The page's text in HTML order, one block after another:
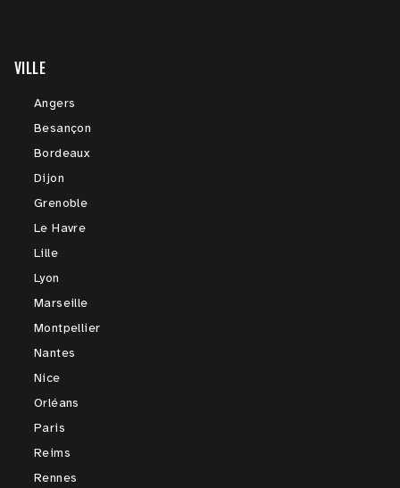
VILLE
Angers
Besançon
Bordeaux
Dijon
Grenoble
Le Havre
Lille
Lyon
Marseille
Montpellier
Nantes
Nice
Orléans
Paris
Reims
Rennes